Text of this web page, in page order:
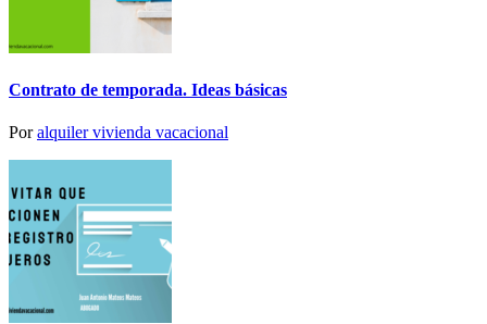
Contrato de temporada. Ideas básicas
Poralquiler vivienda vacacional